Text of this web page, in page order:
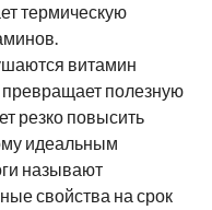
термическую
витамин
полезную
резко повысить
идеальным
называют
свойства на срок